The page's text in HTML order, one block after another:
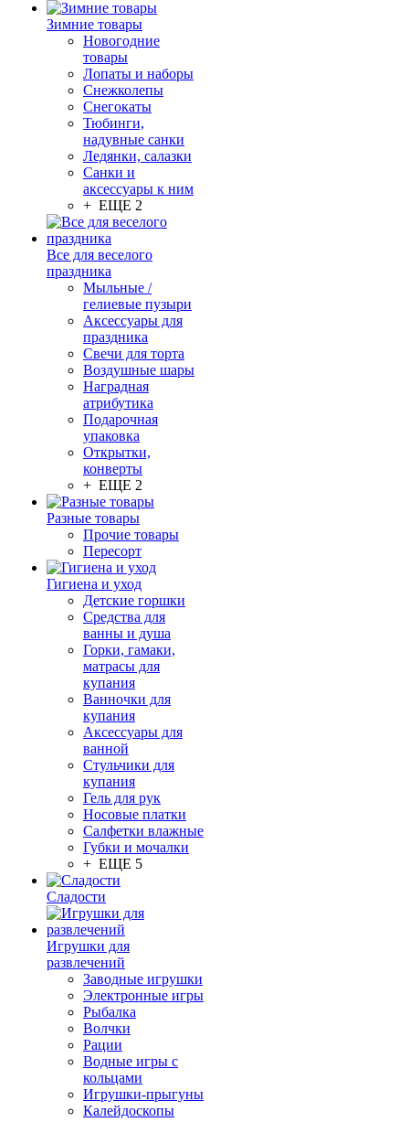
Зимние товары
Новогодние
товары
Лопаты и наборы
Снежколепы
Снегокаты
Тюбинги,
надувные санки
Ледянки, салазки
Санки и
аксессуары к ним
+ ЕЩЕ 2
Все для веселого
праздника
Мыльные /
гелиевые пузыри
Аксессуары для
праздника
Свечи для торта
Воздушные шары
Наградная
атрибутика
Подарочная
упаковка
Открытки,
конверты
+ ЕЩЕ 2
Разные товары
Прочие товары
Пересорт
Гигиена и уход
Детские горшки
Средства для
ванны и душа
Горки, гамаки,
матрасы для
купания
Ванночки для
купания
Аксессуары для
ванной
Стульчики для
купания
Гель для рук
Носовые платки
Салфетки влажные
Губки и мочалки
+ ЕЩЕ 5
Сладости
Игрушки для
развлечений
Заводные игрушки
Электронные игры
Рыбалка
Волчки
Рации
Водные игры с
кольцами
Игрушки-прыгуны
Калейдоскопы